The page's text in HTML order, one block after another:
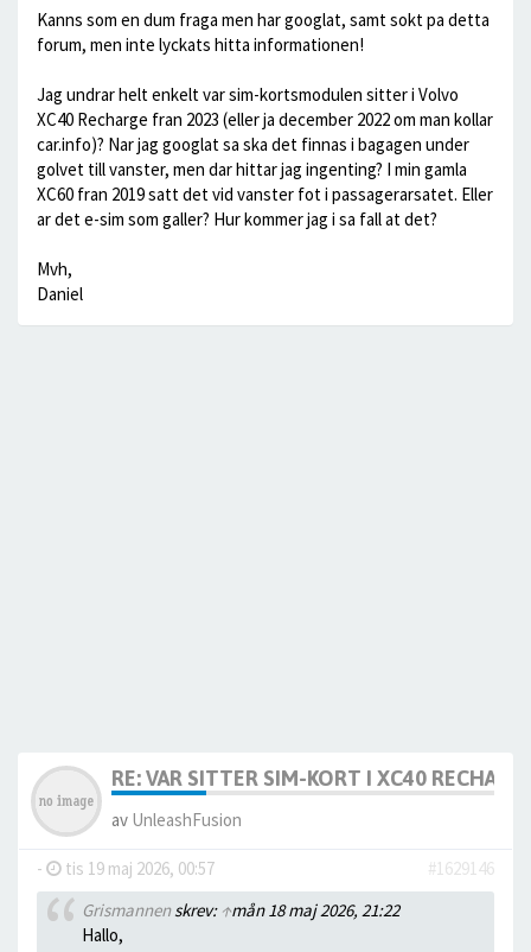
Kanns som en dum fraga men har googlat, samt sokt pa detta
forum, men inte lyckats hitta informationen!
Jag undrar helt enkelt var sim-kortsmodulen sitter i Volvo
XC40 Recharge fran 2023 (eller ja december 2022 om man kollar
car.info)? Nar jag googlat sa ska det finnas i bagagen under
golvet till vanster, men dar hittar jag ingenting? I min gamla
XC60 fran 2019 satt det vid vanster fot i passagerarsatet. Eller
ar det e-sim som galler? Hur kommer jag i sa fall at det?
Mvh,
Daniel
RE: VAR SITTER SIM-KORT I XC40
av UnleashFusion
- tis 19 maj 2026, 00:57
#1629146
Grismannenskrev: ↑mån 18 maj 2026, 21:22
Hallo,